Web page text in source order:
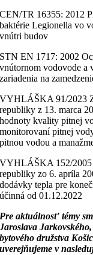
CEN/TR 16355: 2012
baktérie Legionella vo
vnútri budov
STN EN 1717: 2002
vnútornom vodovode a
zariadenia na
VYHLÁŠKA 91/2023
republiky z 13. marca
hodnoty kvality pitnej
monitorovaní pitnej
pitnou vodou a
VYHLÁŠKA 152/2005
republiky zo 6. apríla
dodávky tepla pre
účinná od 01.12.2022
Pre aktuálnosť témy
Jaroslava
bytového družstva
uverejňujeme v